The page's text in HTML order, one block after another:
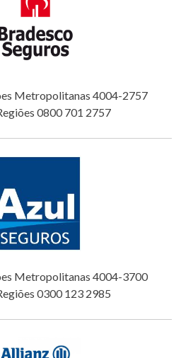
Metropolitanas 4004-2757
0800 701 2757
Metropolitanas 4004-3700
0300 123 2985